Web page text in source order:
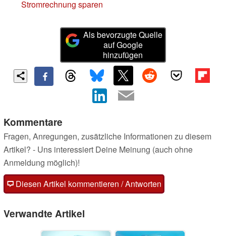
Stromrechnung sparen
Als bevorzugte Quelle
auf Google
hinzufügen
Kommentare
Fragen, Anregungen, zusätzliche Informationen zu diesem
Artikel? - Uns interessiert Deine Meinung (auch ohne
Anmeldung möglich)!
Diesen Artikel kommentieren / Antworten
Verwandte Artikel